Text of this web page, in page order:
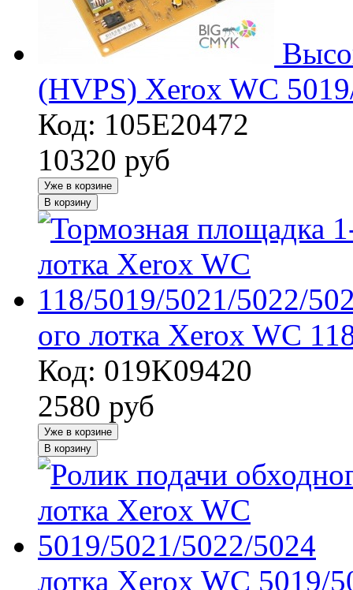
(HVPS) Xerox WC
Код: 105E20472
10320 руб
Уже в корзине
В корзину
ого лотка Xerox WC
Код: 019K09420
2580 руб
Уже в корзине
В корзину
лотка Xerox WC 5019/